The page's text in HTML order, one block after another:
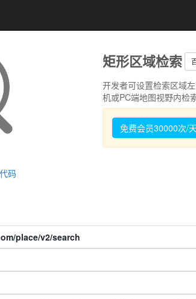
矩形区域检索
开发者可设置检索区域
机或PC端地图视野内检索
免费会员30000次/
码
place/v2/search